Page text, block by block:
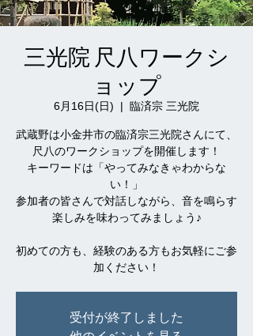
三光院 尺八ワークシ
ョップ
6月16日(日)
  |
臨済宗 三光院
武蔵野は小金井市の臨済宗三光院さんにて、
尺八のワークショップを開催します！
キーワードは「やってみなきゃわからな
い！」
参加者の皆さんで対話しながら、音を鳴らす
楽しみを味わってみましょう♪
初めての方も、経験のある方もお気軽にご参
加ください！
受付が終了しました